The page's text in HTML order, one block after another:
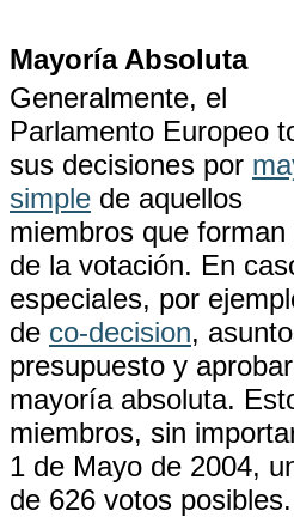
Mayoría Absoluta
Generalmente, el
Parlamento Europeo
sus decisiones por
simple de aquellos
miembros que forman
de la votación. En
especiales, por
de co-decision,
presupuesto y
mayoría absoluta.
miembros, sin
1 de Mayo de 2004,
de 626 votos posibles.